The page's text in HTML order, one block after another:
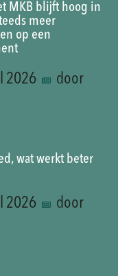
MKB blijft hoog in
meer
op een
2026 door
wat werkt beter
2026 door